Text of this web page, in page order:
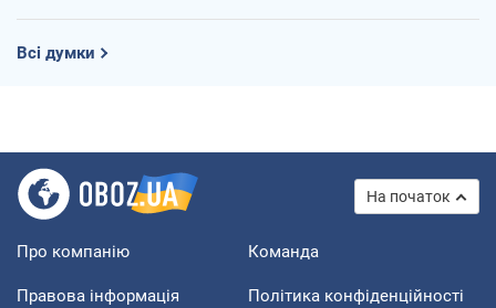
Всі думки
На початок
Про компанію Команда
Правова інформація Політика конфіденційності